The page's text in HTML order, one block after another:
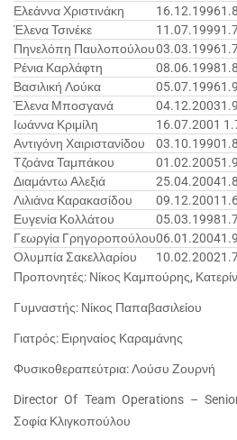
Ελεάννα Χριστινάκη
16.12.1996
Έλενα Τσινέκε
11.07.1999
Πηνελόπη Παυλοπούλου03.03.1996
Ρένια Καρλάφτη
08.06.1998
Βασιλική Λούκα
05.07.1996
Έλενα Μποσγανά
04.12.2003
Ιωάννα Κριμίλη
16.07.2001
Αντιγόνη Χαιριστανίδου
03.10.1990
Τζοάνα Ταμπάκου
01.02.2005
Διαμάντω Αλεξιά
25.04.2004
Λιλιάνα Καρακασίδου
09.12.2001
Ευγενία Κολλάτου
05.03.1998
Γεωργία Γρηγοροπούλου06.01.2004
Ολυμπία Σακελλαρίου
10.02.2002
Προπονητές: Νίκος Καμπούρης,
Γυμναστής: Νίκος Παπαβασιλείου
Γιατρός: Ειρηναίος Καραμάνης
Φυσικοθεραπεύτρια: Λούσυ Ζουρνή
Director Of Team Operations –
Σοφία Κλιγκοπούλου